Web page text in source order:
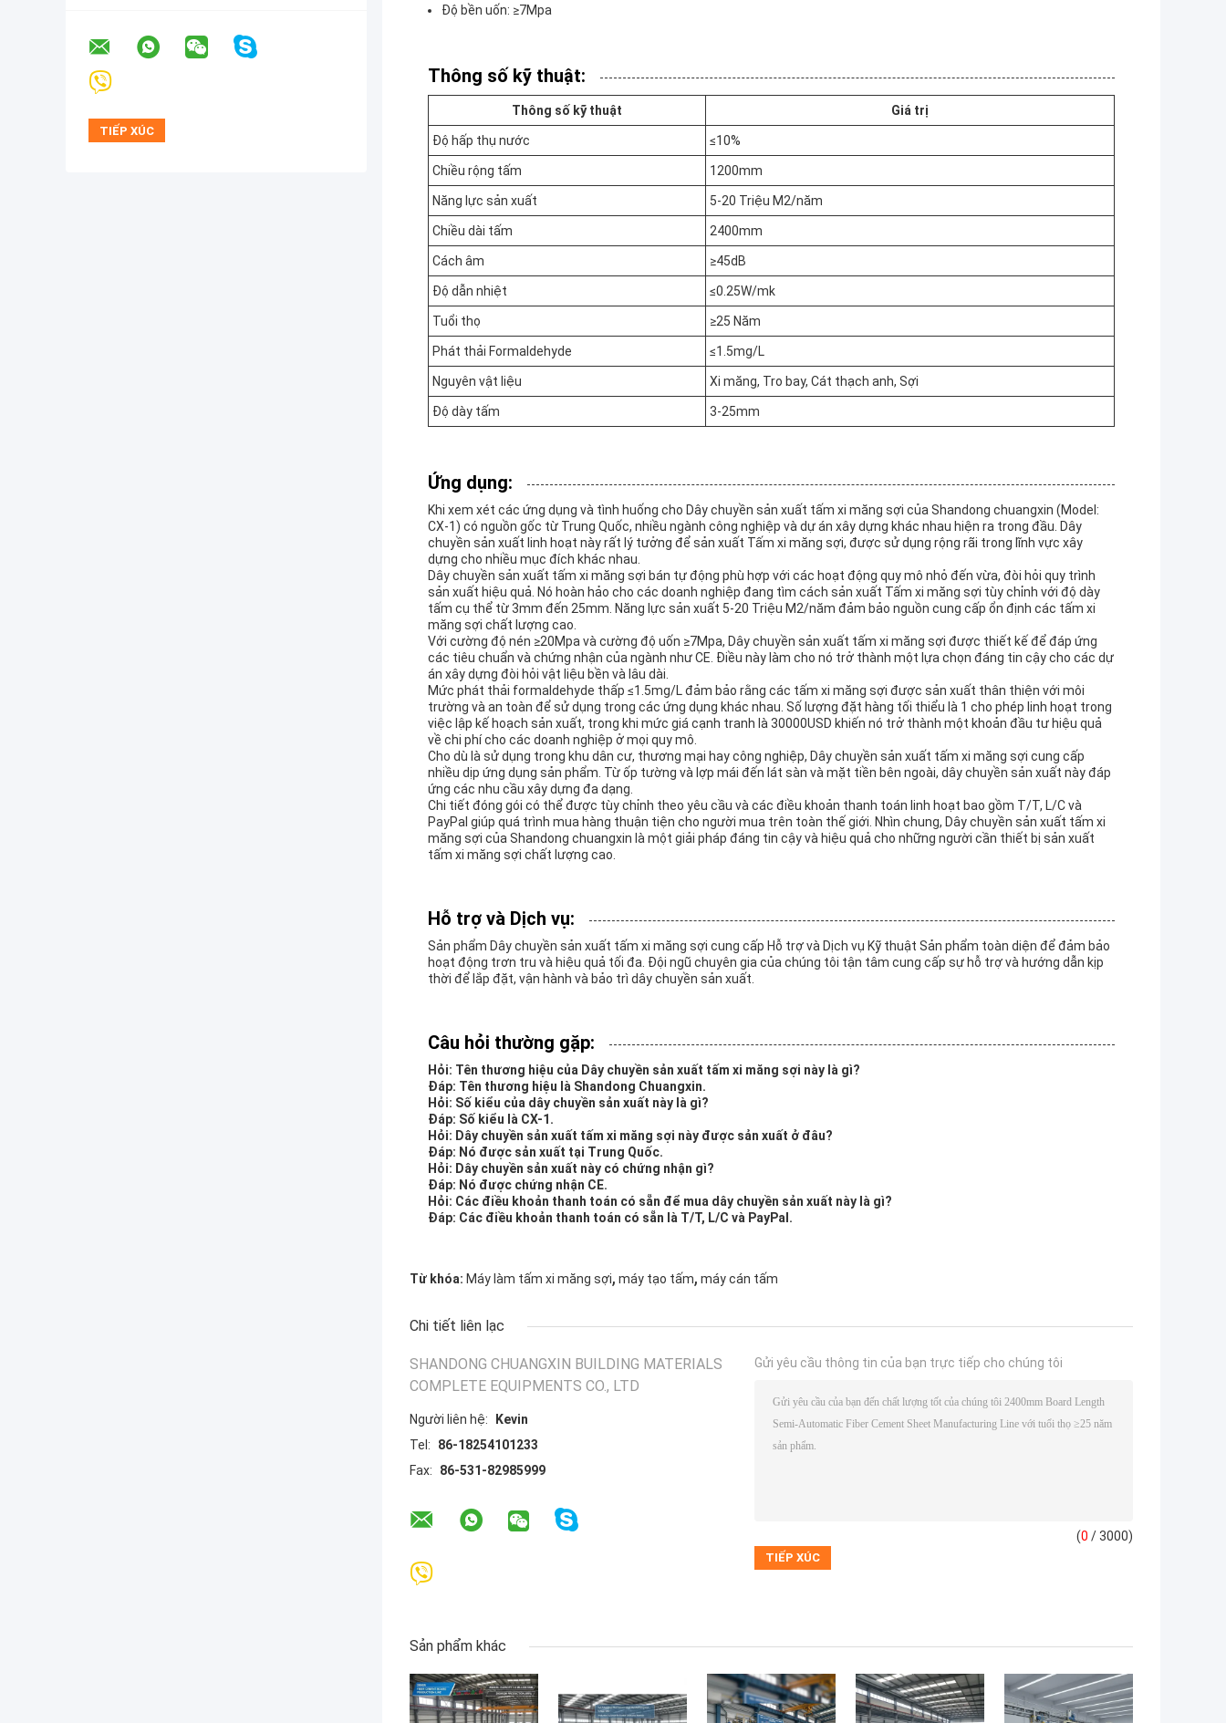
Độ bền uốn: ≥7Mpa
Thông số kỹ thuật:
Thông số kỹ thuật Giá trị
Độ hấp thụ nước ≤10%
Chiều rộng tấm 1200mm
Năng lực sản xuất 5-20 Triệu M2/năm
Chiều dài tấm 2400mm
Cách âm ≥45dB
Độ dẫn nhiệt ≤0.25W/mk
Tuổi thọ ≥25 Năm
Phát thải Formaldehyde ≤1.5mg/L
Nguyên vật liệu Xi măng, Tro bay, Cát thạch anh, Sợi
Độ dày tấm 3-25mm
Ứng dụng:
Khi xem xét các ứng dụng và tình huống cho Dây chuyền sản xuất tấm xi măng sợi của Shandong chuangxin (Model:
CX-1) có nguồn gốc từ Trung Quốc, nhiều ngành công nghiệp và dự án xây dựng khác nhau hiện ra trong đầu. Dây
chuyền sản xuất linh hoạt này rất lý tưởng để sản xuất Tấm xi măng sợi, được sử dụng rộng rãi trong lĩnh vực xây
dựng cho nhiều mục đích khác nhau.
Dây chuyền sản xuất tấm xi măng sợi bán tự động phù hợp với các hoạt động quy mô nhỏ đến vừa, đòi hỏi quy trình
sản xuất hiệu quả. Nó hoàn hảo cho các doanh nghiệp đang tìm cách sản xuất Tấm xi măng sợi tùy chỉnh với độ dày
tấm cụ thể từ 3mm đến 25mm. Năng lực sản xuất 5-20 Triệu M2/năm đảm bảo nguồn cung cấp ổn định các tấm xi
măng sợi chất lượng cao.
Với cường độ nén ≥20Mpa và cường độ uốn ≥7Mpa, Dây chuyền sản xuất tấm xi măng sợi được thiết kế để đáp ứng
các tiêu chuẩn và chứng nhận của ngành như CE. Điều này làm cho nó trở thành một lựa chọn đáng tin cậy cho các dự
án xây dựng đòi hỏi vật liệu bền và lâu dài.
Mức phát thải formaldehyde thấp ≤1.5mg/L đảm bảo rằng các tấm xi măng sợi được sản xuất thân thiện với môi
trường và an toàn để sử dụng trong các ứng dụng khác nhau. Số lượng đặt hàng tối thiểu là 1 cho phép linh hoạt trong
việc lập kế hoạch sản xuất, trong khi mức giá cạnh tranh là 30000USD khiến nó trở thành một khoản đầu tư hiệu quả
về chi phí cho các doanh nghiệp ở mọi quy mô.
Cho dù là sử dụng trong khu dân cư, thương mại hay công nghiệp, Dây chuyền sản xuất tấm xi măng sợi cung cấp
nhiều dịp ứng dụng sản phẩm. Từ ốp tường và lợp mái đến lát sàn và mặt tiền bên ngoài, dây chuyền sản xuất này đáp
ứng các nhu cầu xây dựng đa dạng.
Chi tiết đóng gói có thể được tùy chỉnh theo yêu cầu và các điều khoản thanh toán linh hoạt bao gồm T/T, L/C và
PayPal giúp quá trình mua hàng thuận tiện cho người mua trên toàn thế giới. Nhìn chung, Dây chuyền sản xuất tấm xi
măng sợi của Shandong chuangxin là một giải pháp đáng tin cậy và hiệu quả cho những người cần thiết bị sản xuất
tấm xi măng sợi chất lượng cao.
Hỗ trợ và Dịch vụ:
Sản phẩm Dây chuyền sản xuất tấm xi măng sợi cung cấp Hỗ trợ và Dịch vụ Kỹ thuật Sản phẩm toàn diện để đảm bảo
hoạt động trơn tru và hiệu quả tối đa. Đội ngũ chuyên gia của chúng tôi tận tâm cung cấp sự hỗ trợ và hướng dẫn kịp
thời để lắp đặt, vận hành và bảo trì dây chuyền sản xuất.
Câu hỏi thường gặp:
Hỏi: Tên thương hiệu của Dây chuyền sản xuất tấm xi măng sợi này là gì?
Đáp: Tên thương hiệu là Shandong Chuangxin.
Hỏi: Số kiểu của dây chuyền sản xuất này là gì?
Đáp: Số kiểu là CX-1.
Hỏi: Dây chuyền sản xuất tấm xi măng sợi này được sản xuất ở đâu?
Đáp: Nó được sản xuất tại Trung Quốc.
Hỏi: Dây chuyền sản xuất này có chứng nhận gì?
Đáp: Nó được chứng nhận CE.
Hỏi: Các điều khoản thanh toán có sẵn để mua dây chuyền sản xuất này là gì?
Đáp: Các điều khoản thanh toán có sẵn là T/T, L/C và PayPal.
Từ khóa: Máy làm tấm xi măng sợi, máy tạo tấm, máy cán tấm
Chi tiết liên lạc
SHANDONG CHUANGXIN BUILDING MATERIALS
COMPLETE EQUIPMENTS CO., LTD
Người liên hệ:
Kevin
Tel:
86-18254101233
Fax:
86-531-82985999
Gửi yêu cầu thông tin của bạn trực tiếp cho chúng tôi
(0 / 3000)
Sản phẩm khác